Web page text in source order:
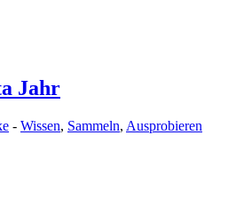
Jahr
- Wissen, Sammeln, Ausprobieren